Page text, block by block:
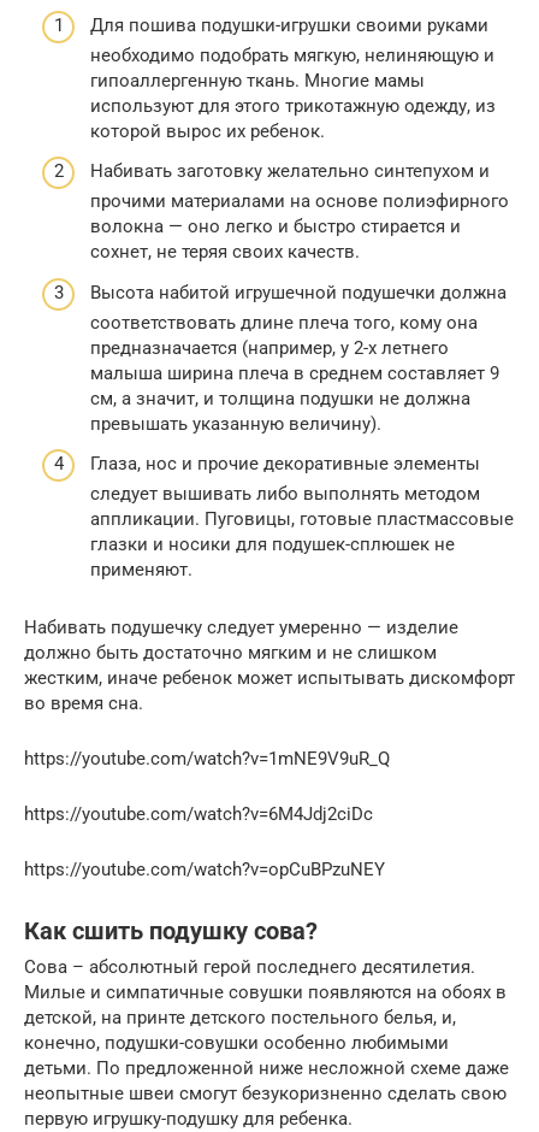
Для пошива подушки-игрушки своими руками
необходимо подобрать мягкую, нелиняющую и
гипоаллергенную ткань. Многие мамы
используют для этого трикотажную одежду, из
которой вырос их ребенок.
Набивать заготовку желательно синтепухом и
прочими материалами на основе полиэфирного
волокна — оно легко и быстро стирается и
сохнет, не теряя своих качеств.
Высота набитой игрушечной подушечки должна
соответствовать длине плеча того, кому она
предназначается (например, у 2-х летнего
малыша ширина плеча в среднем составляет 9
см, а значит, и толщина подушки не должна
превышать указанную величину).
Глаза, нос и прочие декоративные элементы
следует вышивать либо выполнять методом
аппликации. Пуговицы, готовые пластмассовые
глазки и носики для подушек-сплюшек не
применяют.
Набивать подушечку следует умеренно — изделие
должно быть достаточно мягким и не слишком
жестким, иначе ребенок может испытывать дискомфорт
во время сна.
https://youtube.com/watch?v=1mNE9V9uR_Q
https://youtube.com/watch?v=6M4Jdj2ciDc
https://youtube.com/watch?v=opCuBPzuNEY
Как сшить подушку сова?
Сова – абсолютный герой последнего десятилетия.
Милые и симпатичные совушки появляются на обоях в
детской, на принте детского постельного белья, и,
конечно, подушки-совушки особенно любимыми
детьми. По предложенной ниже несложной схеме даже
неопытные швеи смогут безукоризненно сделать свою
первую игрушку-подушку для ребенка.